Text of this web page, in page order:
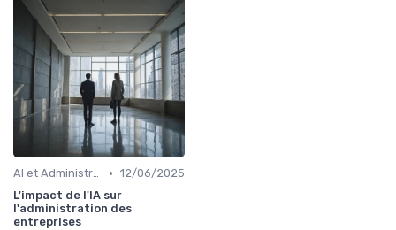
AI et Administration • 12/06/2025
L'impact de l'IA sur
l'administration des
entreprises